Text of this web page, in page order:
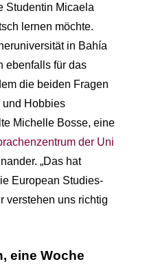
Studentin Micaela
lernen möchte.
in Bahía
ebenfalls für das
die beiden Fragen
und Hobbies
Michelle Bosse, eine
der Uni
„Das hat
European Studies-
verstehen uns richtig
eine Woche